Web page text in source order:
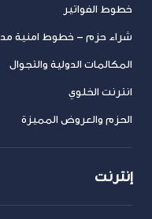
خطوط الفواتير
شراء حزم – خطوط امنية
المكالمات الدولية والتجوال
انترنت الخلوي
الحزم والعروض المميزة
إنترنت